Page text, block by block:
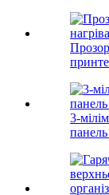
3-